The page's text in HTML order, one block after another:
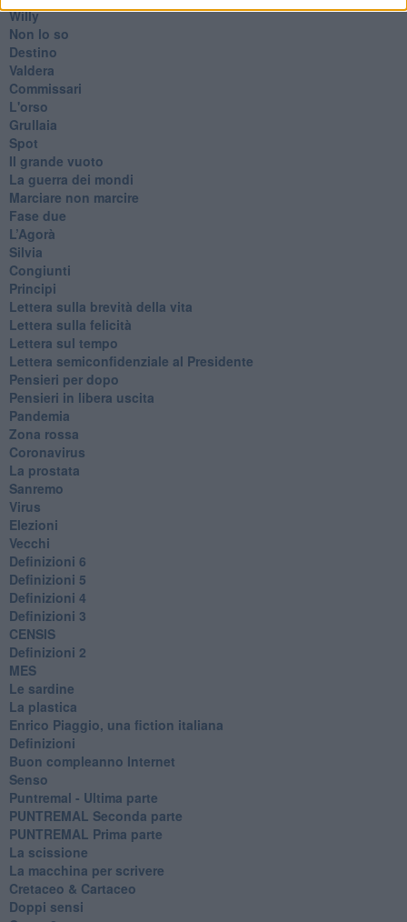
Willy
Non lo so
Destino
Valdera
Commissari
L'orso
Grullaia
Spot
​Il grande vuoto
​La guerra dei mondi
Marciare non marcire
Fase due
L’Agorà
Silvia
Congiunti
Principi
​Lettera sulla brevità della vita
​Lettera sulla felicità
​Lettera sul tempo
Lettera semiconfidenziale al Presidente
Pensieri per dopo
​Pensieri in libera uscita
Pandemia
Zona rossa
Coronavirus
La prostata
Sanremo
Virus
Elezioni
Vecchi
Definizioni 6
Definizioni 5
Definizioni 4
Definizioni 3
CENSIS
​Definizioni 2
MES
Le sardine
La plastica
​Enrico Piaggio, una fiction italiana
Definizioni
​Buon compleanno Internet
Senso
Puntremal - Ultima parte
PUNTREMAL Seconda parte
​PUNTREMAL Prima parte
La scissione
La macchina per scrivere
Cretaceo & Cartaceo
Doppi sensi